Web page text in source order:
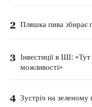
2 Пляшка пива збирає
3 Інвестиції в ШІ:
можливості»
4 Зустріч на зеленому